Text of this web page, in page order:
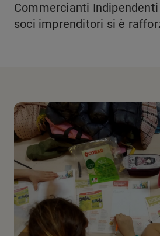
Commercianti
soci imprenditori si è